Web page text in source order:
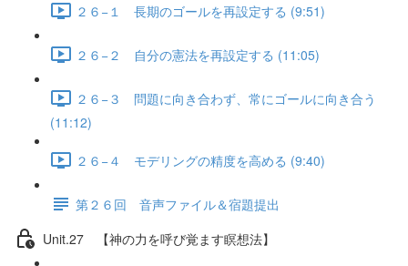
２６−１ 長期のゴールを再設定する (9:51)
２６−２ 自分の憲法を再設定する (11:05)
２６−３ 問題に向き合わず、常にゴールに向き合う
(11:12)
２６−４ モデリングの精度を高める (9:40)
第２６回 音声ファイル＆宿題提出
Unit.27 【神の力を呼び覚ます瞑想法】